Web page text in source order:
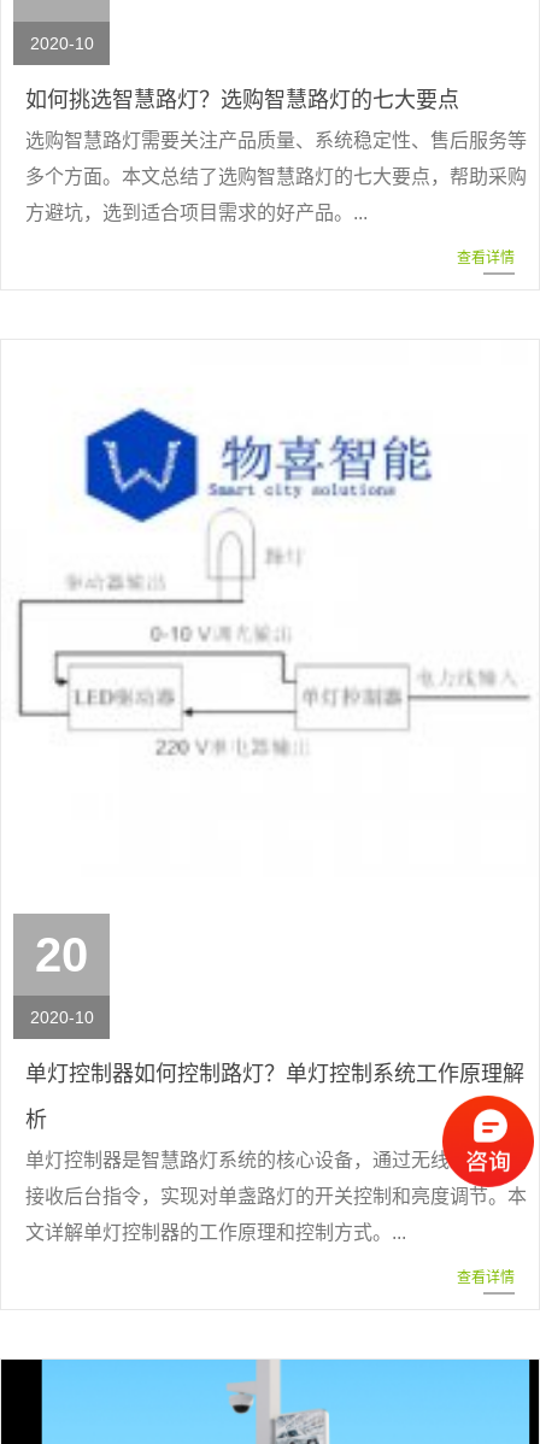
2020-10
如何挑选智慧路灯？选购智慧路灯的七大要点
选购智慧路灯需要关注产品质量、系统稳定性、售后服务等
多个方面。本文总结了选购智慧路灯的七大要点，帮助采购
方避坑，选到适合项目需求的好产品。...
查看详情
20
2020-10
单灯控制器如何控制路灯？单灯控制系统工作原理解
析
单灯控制器是智慧路灯系统的核心设备，通过无线通信方式
接收后台指令，实现对单盏路灯的开关控制和亮度调节。本
文详解单灯控制器的工作原理和控制方式。...
查看详情